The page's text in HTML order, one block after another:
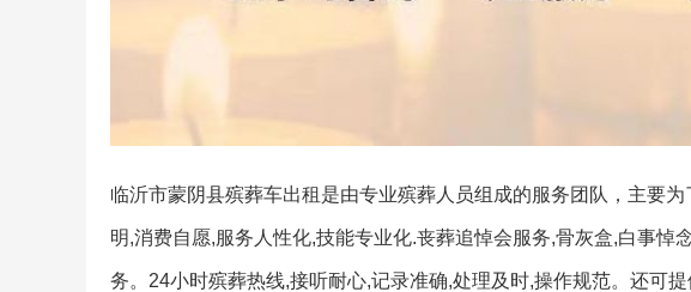
临沂市蒙阴县殡葬车出租是由专业殡葬人员组成的服务团队，主要
明,消费自愿,服务人性化,技能专业化.丧葬追悼会服务,骨灰盒,白事悼
务。24小时殡葬热线,接听耐心,记录准确,处理及时,操作规范。还可